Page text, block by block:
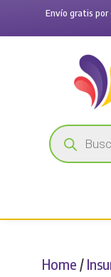
Envío gratis por
Búsqueda
de
productos
Home /